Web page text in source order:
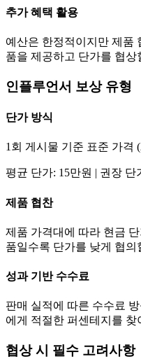
추가 혜택 활용
예산은 한정적이지만 제품
품을 제공하고 단가를 협상
인플루언서 보상 유형
단가방식
1회 게시물 기준 표준 가격
평균 단가: 15만원 | 권장 단
제품 협찬
제품 가격대에 따라 현금
품일수록 단가를 낮게 협의
성과 기반 수수료
판매 실적에 따른 수수료
에게 적절한 퍼센테지를
협상 시 필수 고려사항